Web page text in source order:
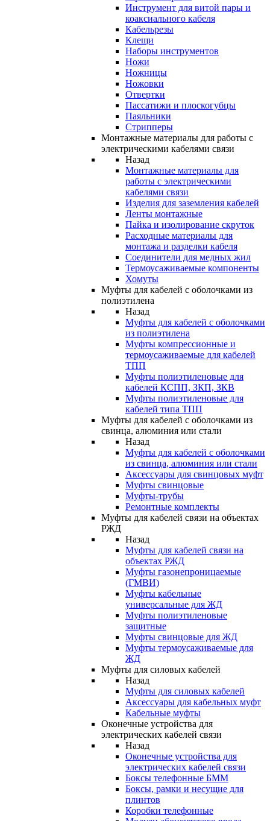
Инструмент для витой пары и
коаксиального кабеля
Кабельрезы
Клещи
Наборы инструментов
Ножи
Ножницы
Ножовки
Отвертки
Пассатижи и плоскогубцы
Паяльники
Стрипперы
Монтажные материалы для работы с
электрическими кабелями связи
Назад
Монтажные материалы для
работы с электрическими
кабелями связи
Изделия для заземления кабелей
Ленты монтажные
Пайка и изолирование скруток
Расходные материалы для
монтажа и разделки кабеля
Соединители для медных жил
Термоусаживаемые компоненты
Хомуты
Муфты для кабелей с оболочками из
полиэтилена
Назад
Муфты для кабелей с оболочками
из полиэтилена
Муфты компрессионные и
термоусаживаемые для кабелей
ТПП
Муфты полиэтиленовые для
кабелей КСПП, ЗКП, ЗКВ
Муфты полиэтиленовые для
кабелей типа ТПП
Муфты для кабелей с оболочками из
свинца, алюминия или стали
Назад
Муфты для кабелей с оболочками
из свинца, алюминия или стали
Аксессуары для свинцовых муфт
Муфты свинцовые
Муфты-трубы
Ремонтные комплекты
Муфты для кабелей связи на объектах
РЖД
Назад
Муфты для кабелей связи на
объектах РЖД
Муфты газонепроницаемые
(ГМВИ)
Муфты кабельные
универсальные для ЖД
Муфты полиэтиленовые
защитные
Муфты свинцовые для ЖД
Муфты термоусаживаемые для
ЖД
Муфты для силовых кабелей
Назад
Муфты для силовых кабелей
Аксессуары для кабельных муфт
Кабельные муфты
Оконечные устройства для
электрических кабелей связи
Назад
Оконечные устройства для
электрических кабелей связи
Боксы телефонные БММ
Боксы, рамки и несущие для
плинтов
Коробки телефонные